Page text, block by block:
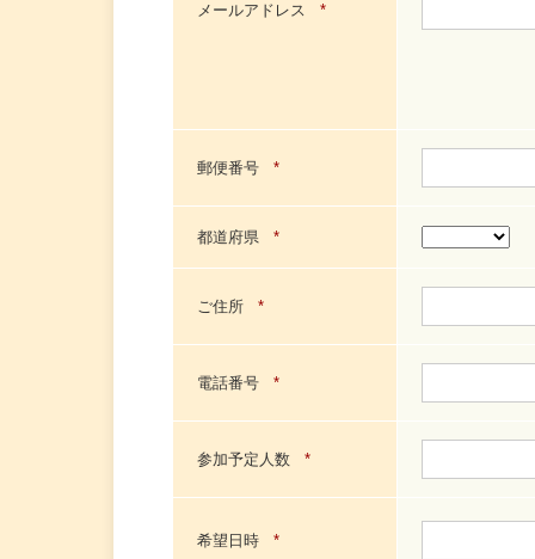
メールアドレス *
郵便番号 *
都道府県 *
ご住所 *
電話番号 *
参加予定人数 *
希望日時 *